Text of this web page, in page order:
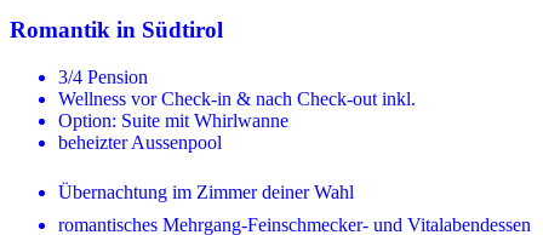
Romantik in Südtirol
3/4 Pension
Wellness vor Check-in & nach Check-out inkl.
Option: Suite mit Whirlwanne
beheizter Aussenpool
Übernachtung im Zimmer deiner Wahl
romantisches Mehrgang-Feinschmecker- und Vitalabendessen